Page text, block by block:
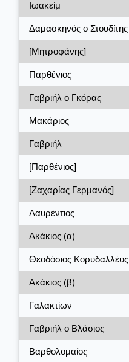
Ιωακείμ
Δαμασκηνός ο Στουδίτης
[Μητροφάνης]
Παρθένιος
Γαβριήλ ο Γκόρας
Μακάριος
Γαβριήλ
[Παρθένιος]
[Ζαχαρίας Γερμανός]
Λαυρέντιος
Ακάκιος (α)
Θεοδόσιος Κορυδαλλέυς
Ακάκιος (β)
Γαλακτίων
Γαβριήλ ο Βλάσιος
Βαρθολομαίος